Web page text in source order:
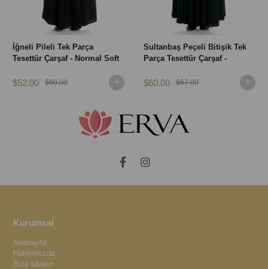
İğneli Pileli Tek Parça
Tesettür Çarşaf - Normal Soft
$52.00 $60.00
Sultanbaş Peçeli Bitişik Tek
Parça Tesettür Çarşaf -
$60.00 $67.00
Kurumsal
Anasayfa
Hakkımızda
Bize Ulaşın